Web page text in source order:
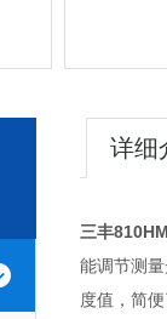
详细
三丰
能调节测
度值，简